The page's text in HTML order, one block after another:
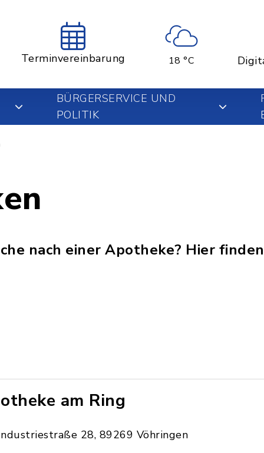
Terminvereinbarung 18 °C
BÜRGERSERVICE UND
POLITIK
nach einer Apotheke? Hier
am Ring
28, 89269 Vöhringen